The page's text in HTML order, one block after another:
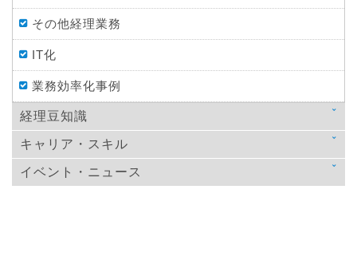
その他経理業務
IT化
業務効率化事例
経理豆知識
法律
税金
キャリア・スキル
スキルアップ
イベント・ニュース